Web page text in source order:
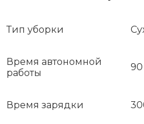
Тип уборки
Время автономной
работы
Время зарядки